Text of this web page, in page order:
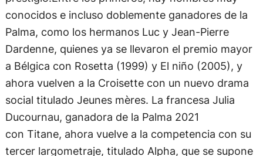
Palma, como los hermanos Luc y Jean-Pierre
Dardenne, quienes ya se llevaron el premio mayor
a Bélgica con Rosetta (1999) y El niño (2005), y
ahora vuelven a la Croisette con un nuevo drama
social titulado Jeunes mères. La francesa Julia
Ducournau, ganadora de la Palma 2021
con Titane, ahora vuelve a la competencia con su
tercer largometraje, titulado Alpha, que se supone
–habrá que confirmarlo- ocupará el casillero de